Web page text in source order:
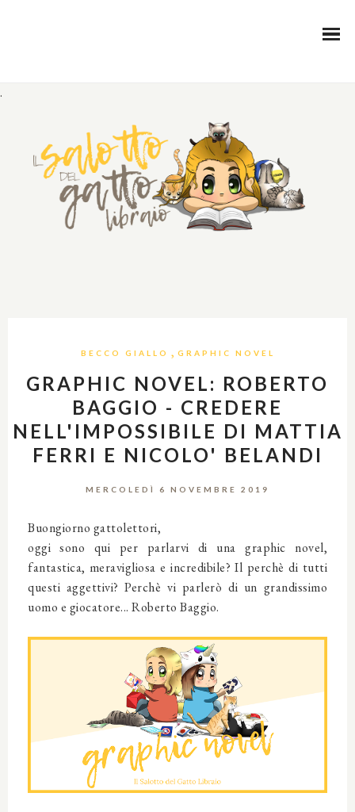
.
BECCO GIALLO , GRAPHIC NOVEL
GRAPHIC NOVEL: ROBERTO
BAGGIO - CREDERE
NELL'IMPOSSIBILE DI MATTIA
FERRI E NICOLO' BELANDI
MERCOLEDÌ 6 NOVEMBRE 2019
Buongiorno gattolettori,
oggi sono qui per parlarvi di una graphic novel,
fantastica, meravigliosa e incredibile? Il perchè di tutti
questi aggettivi? Perchè vi parlerò di un grandissimo
uomo e giocatore... Roberto Baggio.